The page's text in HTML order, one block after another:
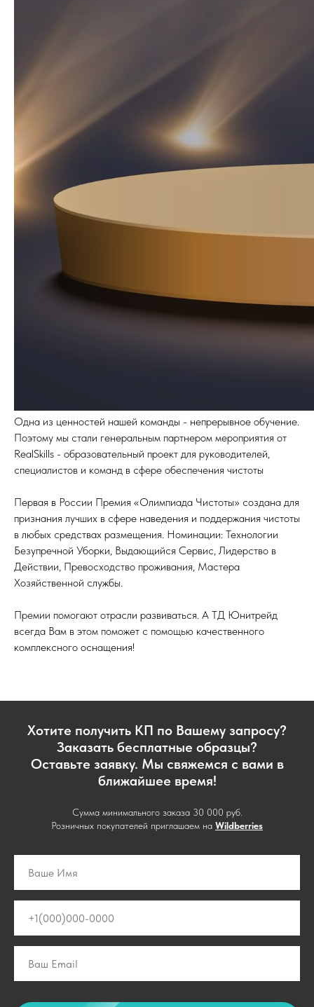
Одна из ценностей нашей команды - непрерывное обучение.
Поэтому мы стали генеральным партнером мероприятия от
RealSkills - образовательный проект для руководителей,
специалистов и команд в сфере обеспечения чистоты
Первая в России Премия «Олимпиада Чистоты» создана для
признания лучших в сфере наведения и поддержания чистоты
в любых средствах размещения. Номинации: Технологии
Безупречной Уборки, Выдающийся Сервис, Лидерство в
Действии, Превосходство проживания, Мастера
Хозяйственной службы.
Премии помогают отрасли развиваться. А ТД Юнитрейд
всегда Вам в этом поможет с помощью качественного
комплексного оснащения!
Хотите получить КП по Вашему запросу?
Заказать бесплатные образцы?
Оставьте заявку. Мы свяжемся с вами в
ближайшее время!
Сумма минимального заказа 30 000 руб.
Розничных покупателей приглашаем на Wildberries